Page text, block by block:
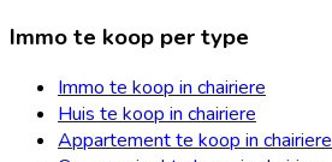
Immo te koop per type
Immo te koop in chairiere
Huis te koop in chairiere
Appartement te koop in chairiere